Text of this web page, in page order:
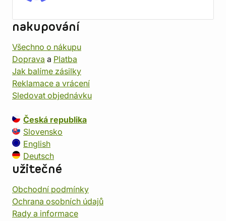
nakupování
Všechno o nákupu
Doprava a Platba
Jak balíme zásilky
Reklamace a vrácení
Sledovat objednávku
Česká republika
Slovensko
English
Deutsch
užitečné
Obchodní podmínky
Ochrana osobních údajů
Rady a informace